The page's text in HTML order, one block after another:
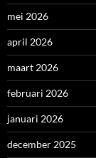
mei 2026
april 2026
maart 2026
februari 2026
januari 2026
december 2025